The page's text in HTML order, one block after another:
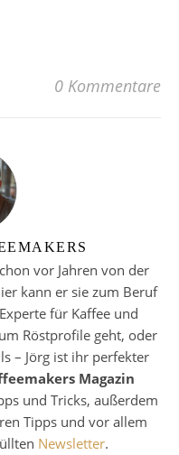
0 Kommentare
vor Jahren von der
kann er sie zum Beruf
für Kaffee und
Röstprofile geht, oder
– Jörg ist ihr perfekter
Magazin
und Tricks, außerdem
Tipps und vor allem
Newsletter.